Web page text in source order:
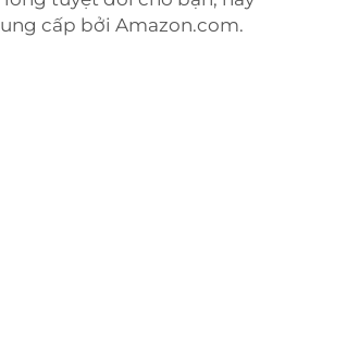
cấp bởi Amazon.com.